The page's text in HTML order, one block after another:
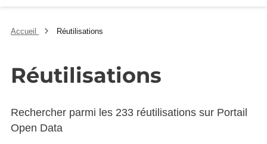
Accueil Réutilisations
Réutilisations
Rechercher parmi les 233 réutilisations sur Portail
Open Data